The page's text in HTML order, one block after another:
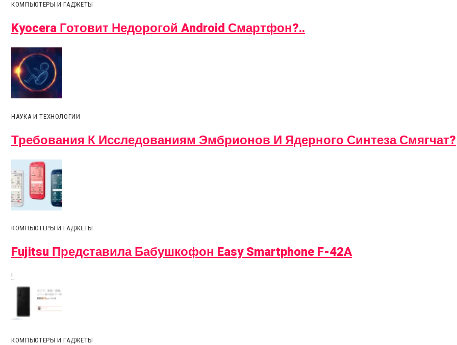
КОМПЬЮТЕРЫ И ГАДЖЕТЫ
Kyocera Готовит Недорогой Android Смартфон?..
НАУКА И ТЕХНОЛОГИИ
Требования К Исследованиям Эмбрионов И Ядерного Синтеза Смягчат?
КОМПЬЮТЕРЫ И ГАДЖЕТЫ
Fujitsu Представила Бабушкофон Easy Smartphone F-42A
КОМПЬЮТЕРЫ И ГАДЖЕТЫ